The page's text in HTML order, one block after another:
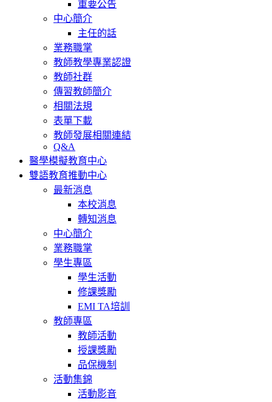
重要公告
中心簡介
主任的話
業務職掌
教師教學專業認證
教師社群
傳習教師簡介
相關法規
表單下載
教師發展相關連結
Q&A
醫學模擬教育中心
雙語教育推動中心
最新消息
本校消息
轉知消息
中心簡介
業務職掌
學生專區
學生活動
修課獎勵
EMI TA培訓
教師專區
教師活動
授課獎勵
品保機制
活動集錦
活動影音